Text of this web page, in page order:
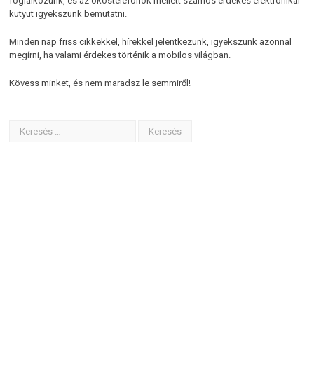
kütyüt igyekszünk bemutatni.
Minden nap friss cikkekkel, hírekkel jelentkezünk, igyekszünk azonnal
megírni, ha valami érdekes történik a mobilos világban.
Kövess minket, és nem maradsz le semmiről!